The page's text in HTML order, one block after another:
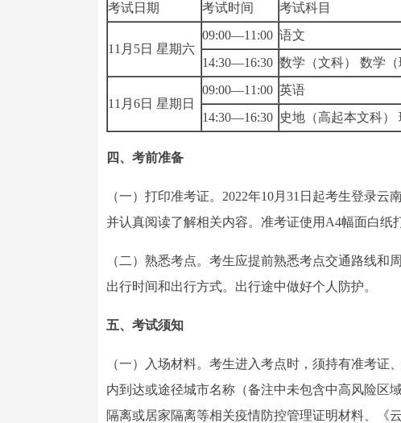
考试日期 考试时间 考试科目
11月5日 星期六
09:00—11:00 语文
14:30—16:30 数学（文科） 数学（
11月6日 星期日
09:00—11:00 英语
14:30—16:30 史地（高起本文科
四、考前准备
（一）打印准考证。2022年10月31日起考生登录云
并认真阅读了解相关内容。准考证使用A4幅面白纸
（二）熟悉考点。考生应提前熟悉考点交通路线
出行时间和出行方式。出行途中做好个人防护。
五、考试须知
（一）入场材料。考生进入考点时，须持有准考证
内到达或途径城市名称（备注中未包含中高风险区
隔离或居家隔离等相关疫情防控管理证明材料、《